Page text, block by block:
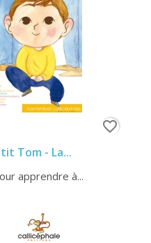
Tom - La...
apprendre à...
favorite_border